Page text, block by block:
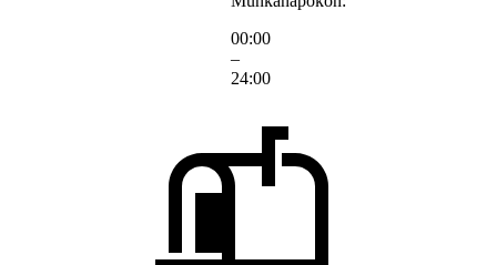
00:00
–
24:00